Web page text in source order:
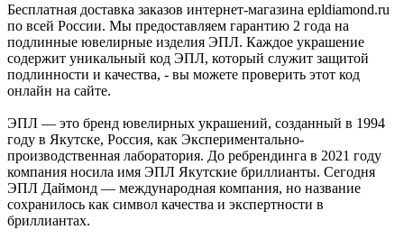
Бесплатная доставка заказов интернет-магазина epldiamond.ru
по всей России. Мы предоставляем гарантию 2 года на
подлинные ювелирные изделия ЭПЛ. Каждое украшение
содержит уникальный код ЭПЛ, который служит защитой
подлинности и качества, - вы можете проверить этот код
онлайн на сайте.
ЭПЛ — это бренд ювелирных украшений, созданный в 1994
году в Якутске, Россия, как Экспериментально-
производственная лаборатория. До ребрендинга в 2021 году
компания носила имя ЭПЛ Якутские бриллианты. Сегодня
ЭПЛ Даймонд — международная компания, но название
сохранилось как символ качества и экспертности в
бриллиантах.